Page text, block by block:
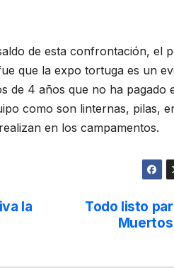
de esta confrontación, el
que la expo tortuga es un
de 4 años que no ha pagado
como son linternas, pilas,
en los campamentos.
Todo listo
la